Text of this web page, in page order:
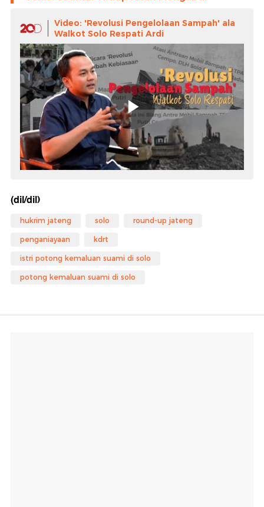
Video: 'Revolusi Pengelolaan Sampah' ala
Walkot Solo Respati Ardi
(dil/dil)
hukrim jateng solo round-up jateng
penganiayaan kdrt
istri potong kemaluan suami di solo
potong kemaluan suami di solo